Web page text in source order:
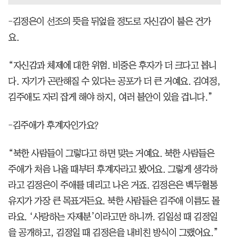
-김정은이 선조의 뜻을 뒤엎을 정도로 자신감이 붙은 건가
요.
“자신감과 체제에 대한 위험. 비중은 후자가 더 크다고 봅니
다. 자기가 곤란해질 수 있다는 공포가 더 큰 거예요. 김여정,
김주애도 자리 잡게 해야 하지, 여러 불안이 있을 겁니다.”
-김주애가 후계자인가요?
“북한 사람들이 그렇다고 하면 맞는 거예요. 북한 사람들은
주애가 처음 나올 때부터 후계자라고 봤어요. 그렇게 생각하
라고 김정은이 주애를 데리고 나온 거죠. 김정은은 백두혈통
유지가 가장 큰 목표거든요. 북한 사람들은 김주애 이름도 몰
라요. ‘사랑하는 자제분’이라고만 하니까. 김일성 때 김정일
을 공개하고, 김정일 때 김정은을 내비친 방식이 그랬어요.”